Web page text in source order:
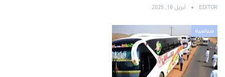
EDITOR أبريل 18, 2025
سياسية